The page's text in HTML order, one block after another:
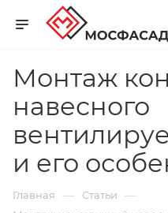
Монтаж
навесного
и его
Главная — Статьи —